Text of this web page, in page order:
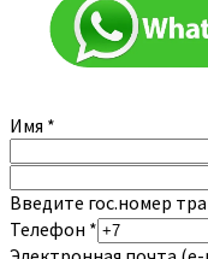
Имя *
Введите гос.номер
Телефон *